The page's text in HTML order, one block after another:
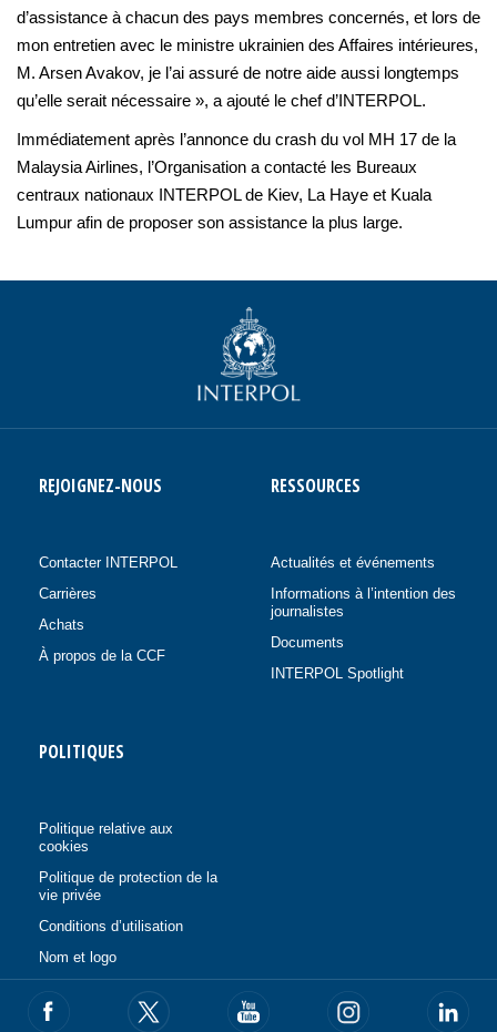
d’assistance à chacun des pays membres concernés, et lors de
mon entretien avec le ministre ukrainien des Affaires intérieures,
M. Arsen Avakov, je l’ai assuré de notre aide aussi longtemps
qu’elle serait nécessaire », a ajouté le chef d’INTERPOL.
Immédiatement après l’annonce du crash du vol MH 17 de la
Malaysia Airlines, l’Organisation a contacté les Bureaux
centraux nationaux INTERPOL de Kiev, La Haye et Kuala
Lumpur afin de proposer son assistance la plus large.
REJOIGNEZ-NOUS
Contacter INTERPOL
Carrières
Achats
À propos de la CCF
RESSOURCES
Actualités et événements
Informations à l’intention des
journalistes
Documents
INTERPOL Spotlight
POLITIQUES
Politique relative aux
cookies
Politique de protection de la
vie privée
Conditions d’utilisation
Nom et logo